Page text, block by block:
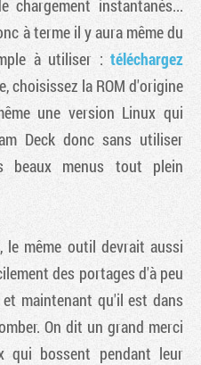
chargement instantanés...
à terme il y aura même du
à utiliser : téléchargez
choisissez la ROM d'origine
une version Linux qui
Deck donc sans utiliser
beaux menus tout plein
le même outil devrait aussi
des portages d'à peu
maintenant qu'il est dans
On dit un grand merci
qui bossent pendant leur